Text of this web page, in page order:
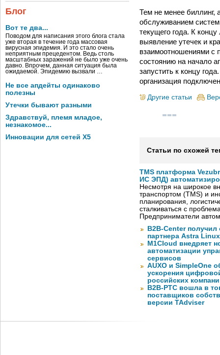
Блог
Вот те два...
Поводом для написания этого блога стала
уже вторая в течение года массовая
вирусная эпидемия. И это стало очень
неприятным прецедентом. Ведь столь
масштабных заражений не было уже очень
давно. Впрочем, данная ситуация была
ожидаемой. Эпидемию вызвали …
Не все апдейты одинаково
полезны
Утечки бывают разными
Здравствуй, племя младое,
незнакомое...
Инновации для сетей X5
Тем не менее биллинг,
обслуживанием
текущего года. К
выявление утечек и
взаимоотношениями с
состоянию на начало
запустить к концу
организация
Другие статьи
Статьи по схожей
TMS платформа
ИС ЭПД)
Несмотря на широкое
транспортом (TMS) и
планирования,
сталкиваться с
Предприниматели
B2B-Center получил
партнера Astra Linux
M1Cloud внедряет
автоматизации
сервисов
AUXO и SimpleOne
ускорения
российских
B2B-РТС вошла в
поставщиков
версии TAdviser